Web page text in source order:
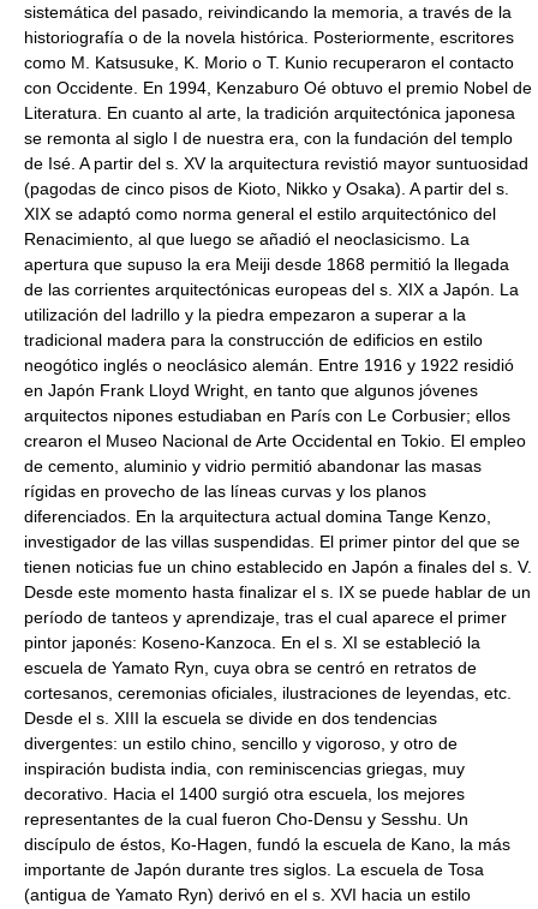
sistemática del pasado, reivindicando la memoria, a través de la
historiografía o de la novela histórica. Posteriormente, escritores
como M. Katsusuke, K. Morio o T. Kunio recuperaron el contacto
con Occidente. En 1994, Kenzaburo Oé obtuvo el premio Nobel de
Literatura. En cuanto al arte, la tradición arquitectónica japonesa
se remonta al siglo I de nuestra era, con la fundación del templo
de Isé. A partir del s. XV la arquitectura revistió mayor suntuosidad
(pagodas de cinco pisos de Kioto, Nikko y Osaka). A partir del s.
XIX se adaptó como norma general el estilo arquitectónico del
Renacimiento, al que luego se añadió el neoclasicismo. La
apertura que supuso la era Meiji desde 1868 permitió la llegada
de las corrientes arquitectónicas europeas del s. XIX a Japón. La
utilización del ladrillo y la piedra empezaron a superar a la
tradicional madera para la construcción de edificios en estilo
neogótico inglés o neoclásico alemán. Entre 1916 y 1922 residió
en Japón Frank Lloyd Wright, en tanto que algunos jóvenes
arquitectos nipones estudiaban en París con Le Corbusier; ellos
crearon el Museo Nacional de Arte Occidental en Tokio. El empleo
de cemento, aluminio y vidrio permitió abandonar las masas
rígidas en provecho de las líneas curvas y los planos
diferenciados. En la arquitectura actual domina Tange Kenzo,
investigador de las villas suspendidas. El primer pintor del que se
tienen noticias fue un chino establecido en Japón a finales del s. V.
Desde este momento hasta finalizar el s. IX se puede hablar de un
período de tanteos y aprendizaje, tras el cual aparece el primer
pintor japonés: Koseno-Kanzoca. En el s. XI se estableció la
escuela de Yamato Ryn, cuya obra se centró en retratos de
cortesanos, ceremonias oficiales, ilustraciones de leyendas, etc.
Desde el s. XIII la escuela se divide en dos tendencias
divergentes: un estilo chino, sencillo y vigoroso, y otro de
inspiración budista india, con reminiscencias griegas, muy
decorativo. Hacia el 1400 surgió otra escuela, los mejores
representantes de la cual fueron Cho-Densu y Sesshu. Un
discípulo de éstos, Ko-Hagen, fundó la escuela de Kano, la más
importante de Japón durante tres siglos. La escuela de Tosa
(antigua de Yamato Ryn) derivó en el s. XVI hacia un estilo